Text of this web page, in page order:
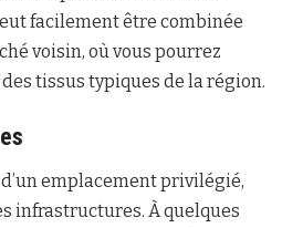
facilement être combinée
voisin, où vous pourrez
tissus typiques de la région.
emplacement privilégié,
infrastructures. À quelques